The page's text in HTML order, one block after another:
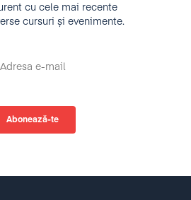
cu cele mai recente
cursuri și evenimente.